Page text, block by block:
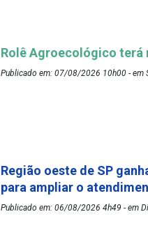
Rolê Agroecológico terá
Publicado em: 07/08/2026 10h00 - em
Região oeste de SP
para ampliar o
Publicado em: 06/08/2026 4h49 - em